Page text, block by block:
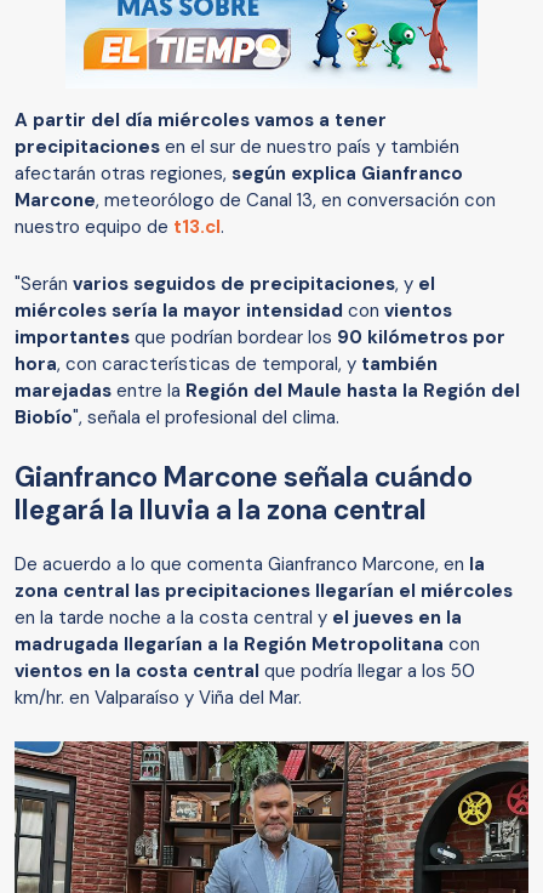
A partir del día miércoles vamos a tener
precipitaciones en el sur de nuestro país y también
afectarán otras regiones, según explica Gianfranco
Marcone, meteorólogo de Canal 13, en conversación con
nuestro equipo de t13.cl.
"Serán varios seguidos de precipitaciones, y el
miércoles sería la mayor intensidad con vientos
importantes que podrían bordear los 90 kilómetros por
hora, con características de temporal, y también
marejadas entre la Región del Maule hasta la Región del
Biobío", señala el profesional del clima.
Gianfranco Marcone señala cuándo
llegará la lluvia a la zona central
De acuerdo a lo que comenta Gianfranco Marcone, en la
zona central las precipitaciones llegarían el miércoles
en la tarde noche a la costa central y el jueves en la
madrugada llegarían a la Región Metropolitana con
vientos en la costa central que podría llegar a los 50
km/hr. en Valparaíso y Viña del Mar.